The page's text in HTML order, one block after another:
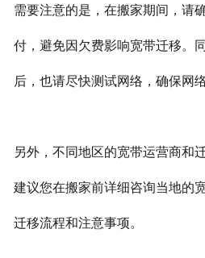
需要注意的是，在搬家期间，请
付，避免因欠费影响宽带迁移。
后，也请尽快测试网络，确保网
另外，不同地区的宽带运营商和
建议您在搬家前详细咨询当地的
迁移流程和注意事项。